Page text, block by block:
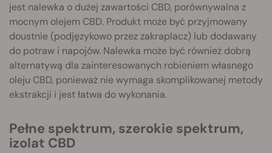
jest nalewka o dużej zawartości CBD, porównywalna z
mocnym olejem CBD. Produkt może być przyjmowany
doustnie (podjęzykowo przez zakraplacz) lub dodawany
do potraw i napojów. Nalewka może być również dobrą
alternatywą dla zainteresowanych robieniem własnego
oleju CBD, ponieważ nie wymaga skomplikowanej metody
ekstrakcji i jest łatwa do wykonania.
Pełne spektrum, szerokie spektrum,
izolat CBD